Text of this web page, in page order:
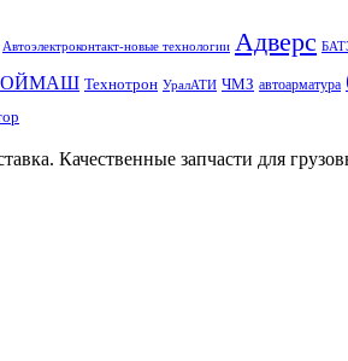
Автоэлектроконтакт-новые технологии Адверс
Технотрон УралАТИ ЧМЗ автоарматура
Качественные запчасти для